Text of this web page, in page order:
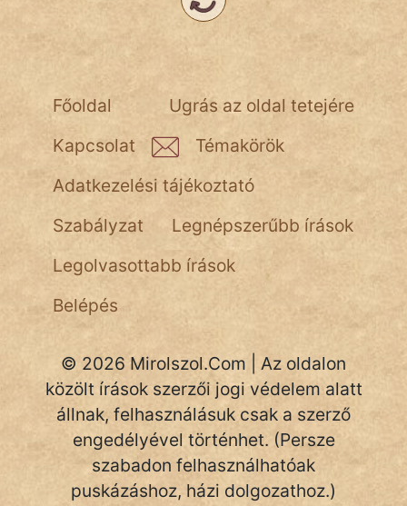
vörös ördög
NapHold
Név nélkül
pszichopati
szegény legény
Hoffer Botond
szemfüles
Ugrás az oldal tetejére
Főoldal
Kapcsolat
Témakörök
Adatkezelési tájékoztató
Szabályzat
Legnépszerűbb írások
Legolvasottabb írások
Belépés
© 2026 Mirolszol.Com | Az oldalon
közölt írások szerzői jogi védelem alatt
állnak, felhasználásuk csak a szerző
engedélyével történhet. (Persze
szabadon felhasználhatóak
puskázáshoz, házi dolgozathoz.)